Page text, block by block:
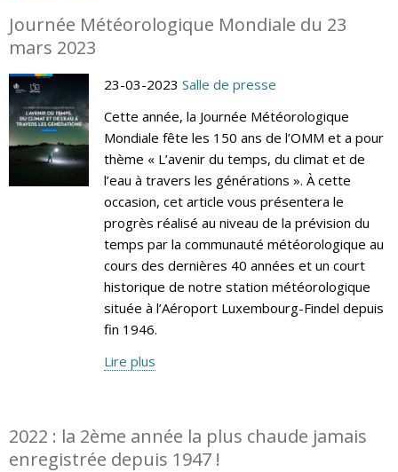
Journée Météorologique Mondiale du 23
mars 2023
23-03-2023 Salle de presse
Cette année, la Journée Météorologique
Mondiale fête les 150 ans de l’OMM et a pour
thème « L’avenir du temps, du climat et de
l’eau à travers les générations ». À cette
occasion, cet article vous présentera le
progrès réalisé au niveau de la prévision du
temps par la communauté météorologique au
cours des dernières 40 années et un court
historique de notre station météorologique
située à l’Aéroport Luxembourg-Findel depuis
fin 1946.
Lire plus
2022 : la 2ème année la plus chaude jamais
enregistrée depuis 1947 !